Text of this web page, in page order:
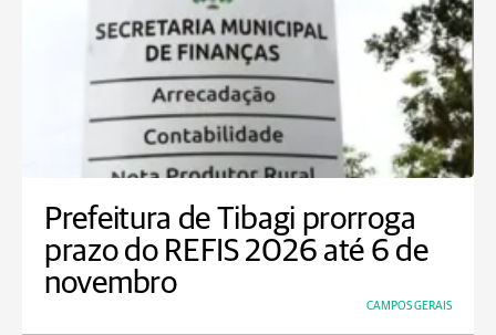
Prefeitura de Tibagi prorroga
prazo do REFIS 2026 até 6 de
novembro
CAMPOS GERAIS